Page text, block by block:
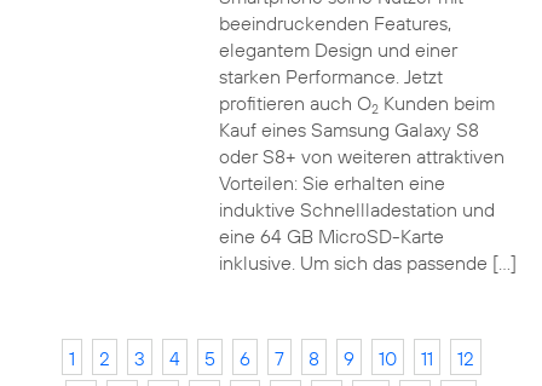
beeindruckenden Features,
elegantem Design und einer
starken Performance. Jetzt
profitieren auch O2Kunden beim
Kauf eines Samsung Galaxy S8
oder S8+ von weiteren attraktiven
Vorteilen: Sie erhalten eine
induktive Schnellladestation und
eine 64 GB MicroSD-Karte
inklusive. Um sich das passende […]
1 2 3 4 5 6 7 8 9 10 11
12